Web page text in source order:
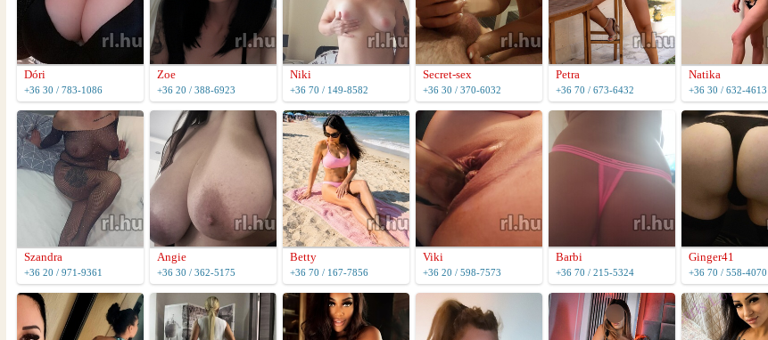
Dóri
+36 30 / 783-1086
Zoe
+36 20 / 388-6923
Niki
+36 70 / 149-8582
Secret-sex
+36 30 / 370-6032
Petra
+36 70 / 673-6432
Natika
+36 30 / 632-4613
Szandra
+36 20 / 971-9361
Angie
+36 30 / 362-5175
Betty
+36 70 / 167-7856
Viki
+36 20 / 598-7573
Barbi
+36 70 / 215-5324
Ginger41
+36 70 / 558-4070